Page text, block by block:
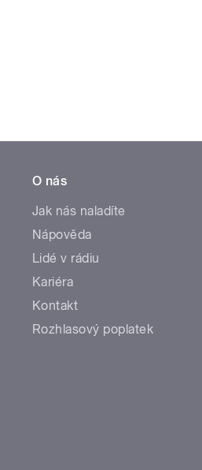
O nás
Jak nás naladíte
Nápověda
Lidé v rádiu
Kariéra
Kontakt
Rozhlasový poplatek